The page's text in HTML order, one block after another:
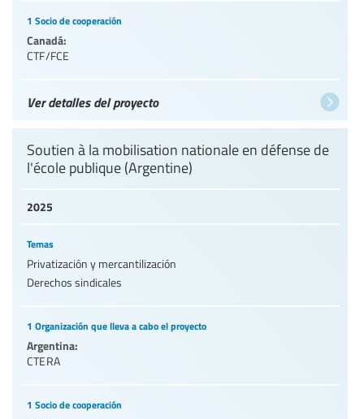
1 Socio de cooperación
Canadá:
CTF/FCE
Ver detalles del proyecto
2025
Soutien à la mobilisation nationale en défense de
l'école publique (Argentine)
Temas
Privatización y mercantilización
Derechos sindicales
1 Organización que lleva a cabo el proyecto
Argentina:
CTERA
1 Socio de cooperación